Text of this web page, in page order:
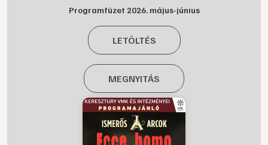
Programfüzet 2026. május-június
LETÖLTÉS
MEGNYITÁS